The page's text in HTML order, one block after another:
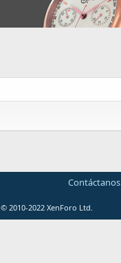
Contáctanos
© 2010-2022 XenForo Ltd.